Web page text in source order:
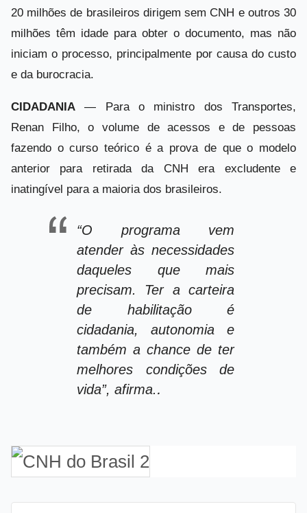
20 milhões de brasileiros dirigem sem CNH e outros 30
milhões têm idade para obter o documento, mas não
iniciam o processo, principalmente por causa do custo
e da burocracia.
CIDADANIA — Para o ministro dos Transportes,
Renan Filho, o volume de acessos e de pessoas
fazendo o curso teórico é a prova de que o modelo
anterior para retirada da CNH era excludente e
inatingível para a maioria dos brasileiros.
“O programa vem
atender às necessidades
daqueles que mais
precisam. Ter a carteira
de habilitação é
cidadania, autonomia e
também a chance de ter
melhores condições de
vida”, afirma..